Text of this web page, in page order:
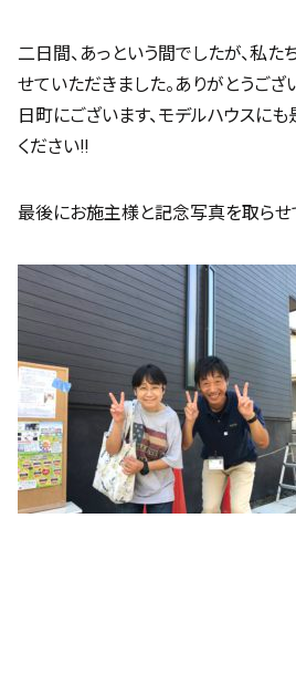
二日間、あっという間でしたが、私た
せていただきました。ありがとうご
日町にございます、モデルハウスに
ください!!
最後にお施主様と記念写真を取らせ